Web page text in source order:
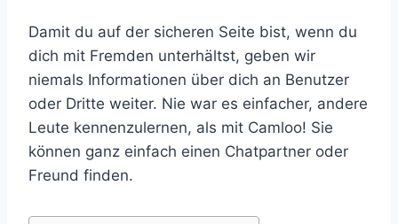
Damit du auf der sicheren Seite bist, wenn du
dich mit Fremden unterhältst, geben wir
niemals Informationen über dich an Benutzer
oder Dritte weiter. Nie war es einfacher, andere
Leute kennenzulernen, als mit Camloo! Sie
können ganz einfach einen Chatpartner oder
Freund finden.